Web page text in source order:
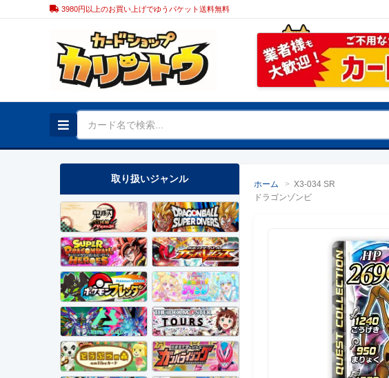
3980円以上のお買い上げでゆうパケット送料無料
取り扱いジャンル ホーム > X3-034 SR
ドラゴンゾンビ